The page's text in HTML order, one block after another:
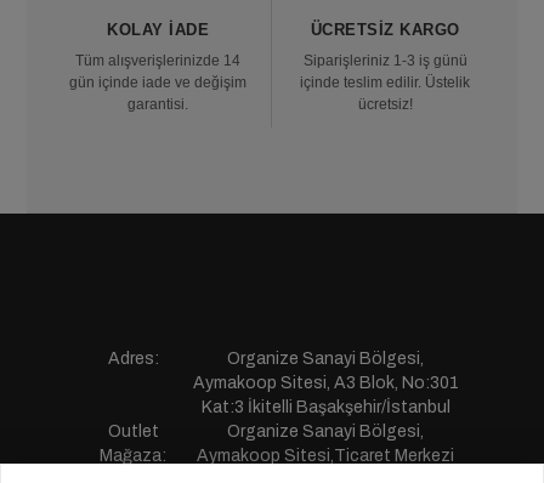
KOLAY İADE
Tüm alışverişlerinizde 14
gün içinde iade ve değişim
garantisi.
ÜCRETSIZ KARGO
Siparişleriniz 1-3 iş günü
içinde teslim edilir. Üstelik
ücretsiz!
Adres:
Organize Sanayi Bölgesi,
Aymakoop Sitesi, A3 Blok, No:301
Kat:3 İkitelli Başakşehir/İstanbul
Outlet
Mağaza:
Organize Sanayi Bölgesi,
Aymakoop Sitesi,Ticaret Merkezi